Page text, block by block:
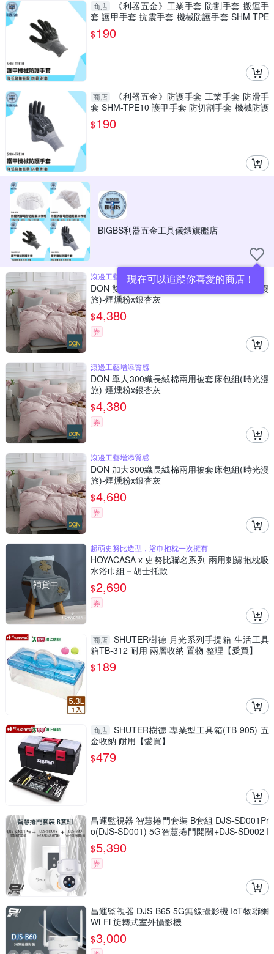
商店
《利器五金》工業手套 防割手套 搬運手
套 護甲手套 抗震手套 機械防護手套 SHM-TPE
10 沾膠手套
$190
商店
《利器五金》防護手套 工業手套 防滑手
套 SHM-TPE10 護甲手套 防切割手套 機械防護
手套 機械手套
$190
BIGBS利器五金工具儀錶旗艦店
現在可以追蹤你喜愛的商店！
滾邊工藝增添質感
DON 雙人300織長絨棉兩用被套床包組(時光漫
旅)-煙燻粉x銀杏灰
$4,380
券
滾邊工藝增添質感
DON 單人300織長絨棉兩用被套床包組(時光漫
旅)-煙燻粉x銀杏灰
$4,380
券
滾邊工藝增添質感
DON 加大300織長絨棉兩用被套床包組(時光漫
旅)-煙燻粉x銀杏灰
$4,680
券
補貨中
超萌史努比造型，浴巾抱枕一次擁有
HOYACASA x 史努比聯名系列 兩用刺繡抱枕吸
水浴巾組－胡士托款
$2,690
券
商店 SHUTER樹德 月光系列手提箱 生活工具
箱TB-312 耐用 兩層收納 置物 整理【愛買】
$189
商店 SHUTER樹德 專業型工具箱(TB-905) 五
金收納 耐用【愛買】
$479
昌運監視器 智慧捲門套裝 B套組 DJS-SD001Pr
o(DJS-SD001) 5G智慧捲門開關+DJS-SD002 I
oT免電池無線門鈴+DJS-B65 Wi-Fi旋轉攝影機
$5,390
券
昌運監視器 DJS-B65 5G無線攝影機 IoT物聯網
Wi-Fi 旋轉式室外攝影機
$3,000